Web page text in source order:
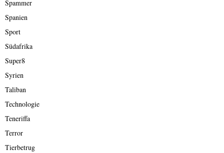
Spammer
Spanien
Sport
Südafrika
Super8
Syrien
Taliban
Technologie
Teneriffa
Terror
Tierbetrug